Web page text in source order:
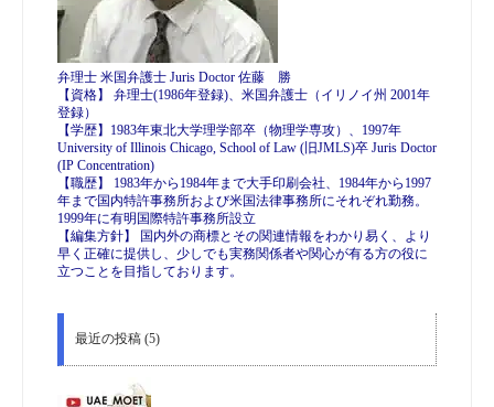
弁理士 米国弁護士 Juris Doctor 佐藤 勝
【資格】 弁理士(1986年登録)、米国弁護士（イリノイ州 2001年
登録）
【学歴】1983年東北大学理学部卒（物理学専攻）、1997年
University of Illinois Chicago, School of Law (旧JMLS)卒 Juris Doctor
(IP Concentration)
【職歴】 1983年から1984年まで大手印刷会社、1984年から1997
年まで国内特許事務所および米国法律事務所にそれぞれ勤務。
1999年に有明国際特許事務所設立
【編集方針】 国内外の商標とその関連情報をわかり易く、より
早く正確に提供し、少しでも実務関係者や関心が有る方の役に
立つことを目指しております。
最近の投稿 (5)